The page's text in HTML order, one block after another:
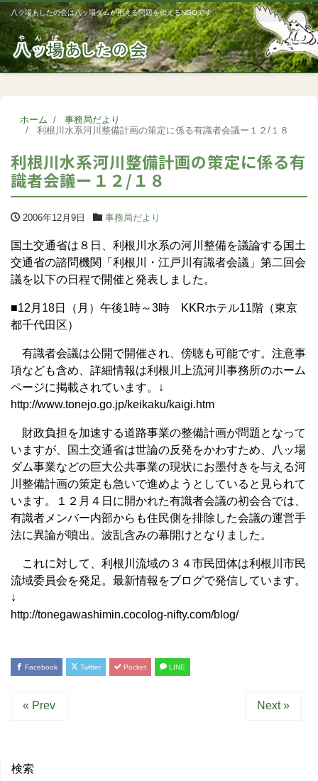
八ッ場あしたの会は八ッ場ダムが抱える問題を伝えるNGOです
ホーム
事務局だより
利根川水系河川整備計画の策定に係る有識者会議ー１２/１８
利根川水系河川整備計画の策定に係る有
識者会議ー１２/１８
2006年12月9日 事務局だより
国土交通省は８日、利根川水系の河川整備を議論する国土
交通省の諮問機関「利根川・江戸川有識者会議」第二回会
議を以下の日程で開催と発表しました。
■12月18日（月）午後1時～3時 KKRホテル11階（東京
都千代田区）
有識者会議は公開で開催され、傍聴も可能です。注意事
項なども含め、詳細情報は利根川上流河川事務所のホーム
ページに掲載されています。↓
http://www.tonejo.go.jp/keikaku/kaigi.htm
財政負担を加速する道路事業の整備計画が問題となって
いますが、国土交通省は世論の反発をかわすため、八ッ場
ダム事業などの巨大公共事業の現状にお墨付きを与える河
川整備計画の策定も急いで進めようとしていると見られて
います。１２月４日に開かれた有識者会議の初会合では、
有識者メンバー内部からも住民側を排除した会議の運営手
法に異論が噴出。波乱含みの幕開けとなりました。
これに対して、利根川流域の３４市民団体は利根川市民
流域委員会を発足。最新情報をブログで発信しています。
↓
http://tonegawashimin.cocolog-nifty.com/blog/
Facebook Twitter Pocket LINE
« Prev Next »
検索